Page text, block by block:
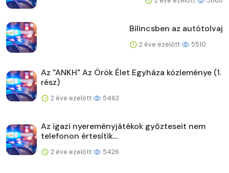
Bilincsben az autótolvaj
2 éve ezelőtt 5510
Az "ANKH" Az Örök Élet Egyháza közleménye (1.
rész)
2 éve ezelőtt 5463
Az igazi nyereményjátékok győzteseit nem
telefonon értesítik...
2 éve ezelőtt 5426